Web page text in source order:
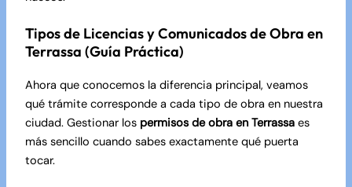
Tipos de Licencias y Comunicados de Obra en
Terrassa (Guía Práctica)
Ahora que conocemos la diferencia principal, veamos
qué trámite corresponde a cada tipo de obra en nuestra
ciudad. Gestionar los permisos de obra en Terrassaes
más sencillo cuando sabes exactamente qué puerta
tocar.